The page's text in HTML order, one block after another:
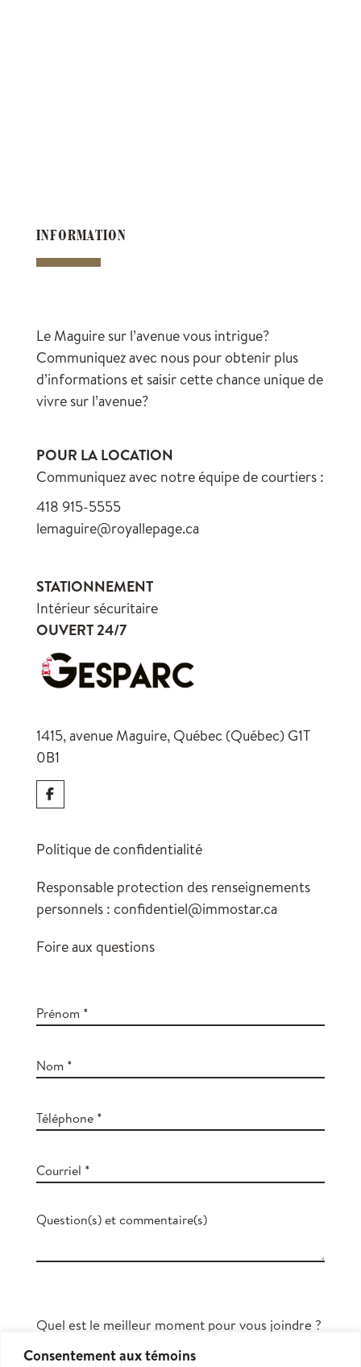
Consentement aux témoins
INFORMATION
Le Maguire sur l’avenue vous intrigue?
Communiquez avec nous pour obtenir plus
d’informations et saisir cette chance unique de
vivre sur l’avenue?
POUR LA LOCATION
Communiquez avec notre équipe de courtiers :
418 915-5555
lemaguire@royallepage.ca
STATIONNEMENT
Intérieur sécuritaire
OUVERT 24/7
1415, avenue Maguire, Québec (Québec) G1T
0B1
Politique de confidentialité
Responsable protection des renseignements
personnels : confidentiel@immostar.ca
Foire aux questions
Quel est le meilleur moment pour vous joindre ?